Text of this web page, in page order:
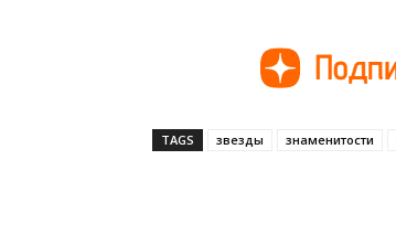
TAGS звезды знаменитости